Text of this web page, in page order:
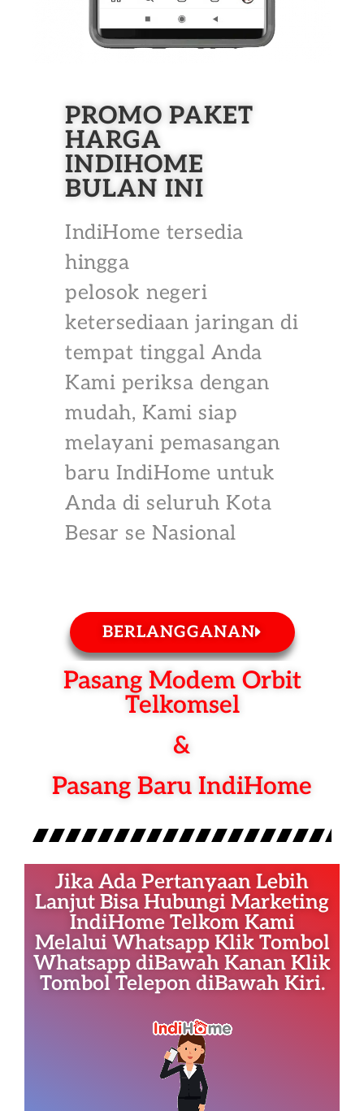
PROMO PAKET
HARGA
INDIHOME
BULAN INI
IndiHome tersedia
hingga
pelosok negeri
ketersediaan jaringan di
tempat tinggal Anda
Kami periksa dengan
mudah, Kami siap
melayani pemasangan
baru IndiHome untuk
Anda di seluruh Kota
Besar se Nasional
BERLANGGANAN
Pasang Modem Orbit
Telkomsel
&
Pasang Baru IndiHome
Jika Ada Pertanyaan Lebih
Lanjut Bisa Hubungi Marketing
IndiHome Telkom Kami
Melalui Whatsapp Klik Tombol
Whatsapp diBawah Kanan Klik
Tombol Telepon diBawah Kiri.